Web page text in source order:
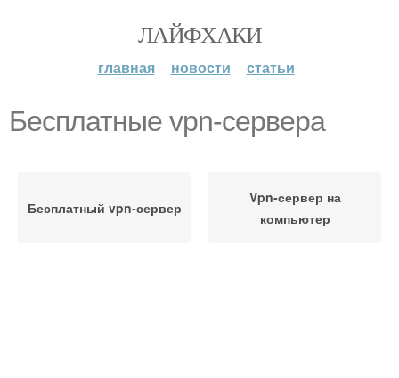
ЛАЙФХАКИ
главная новости статьи
Бесплатные vpn-сервера
Бесплатный vpn-сервер
Vpn-сервер на
компьютер